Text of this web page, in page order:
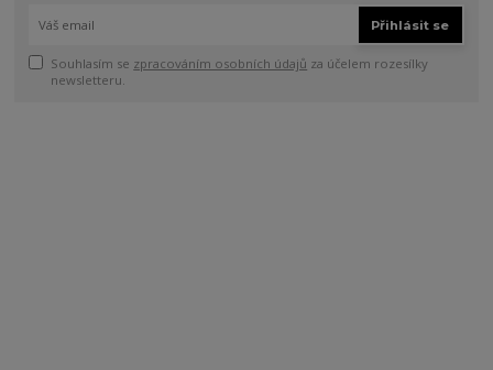
Přihlásit se
Souhlasím se zpracováním osobních údajů za účelem rozesílky
newsletteru.